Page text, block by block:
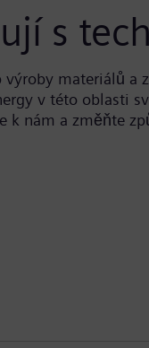
s
materiálů a
v této oblasti
k nám a změňte